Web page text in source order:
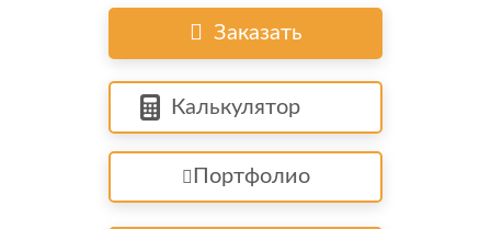
Заказать
Калькулятор
Портфолио